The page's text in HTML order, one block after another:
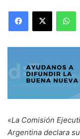
«La Comisión
Argentina declara